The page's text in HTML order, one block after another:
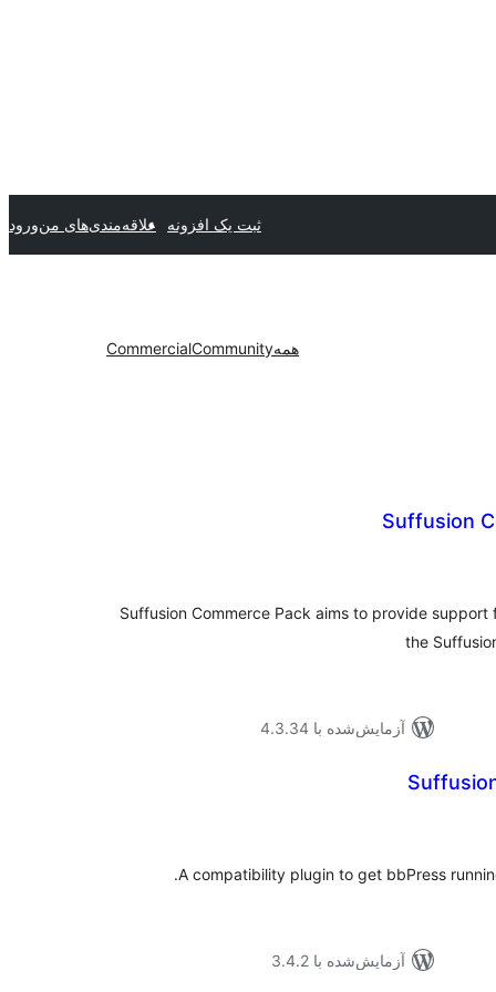
ثبت یک افزونه علاقه‌مندی‌های منورود
همهCommunity
Commercial
Suffusion
Suffusion Commerce Pack aims to provide
the
آزمایش‌شده با 4.3.34
A compatibility plugin to get bbPress
آزمایش‌شده با 3.4.2